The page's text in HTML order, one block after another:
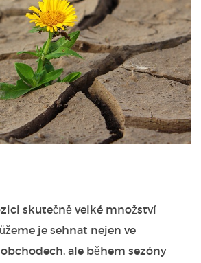
skutečně velké množství
je sehnat nejen ve
ale během sezóny